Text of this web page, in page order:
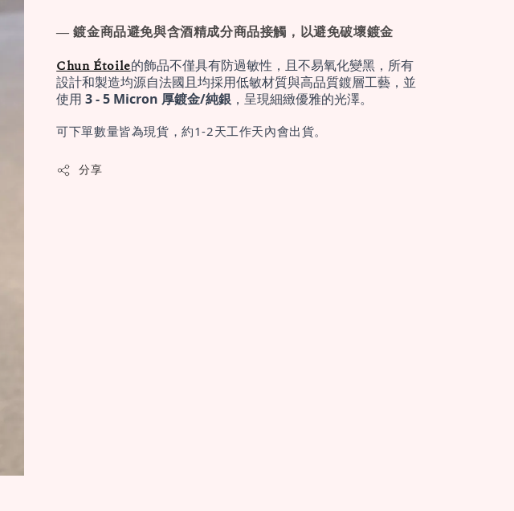
— 鍍金商品避免與含酒精成分商品接觸，以避免破壞鍍金
Chun Étoile的飾品不僅具有防過敏性，且不易氧化變黑，所有
設計和製造均源自法國且均採用低敏材質與高品質鍍層工藝，並
使用 3 - 5 Micron 厚鍍金/純銀，呈現細緻優雅的光澤。
可下單數量皆為現貨，約1-2天工作天內會出貨。
分享